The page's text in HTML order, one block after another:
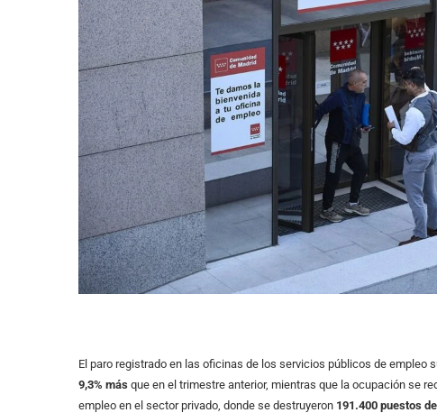
El paro registrado en las oficinas de los servicios públicos de empleo
9,3% más que en el trimestre anterior, mientras que la ocupación se
empleo en el sector privado, donde se destruyeron 191.400 puestos